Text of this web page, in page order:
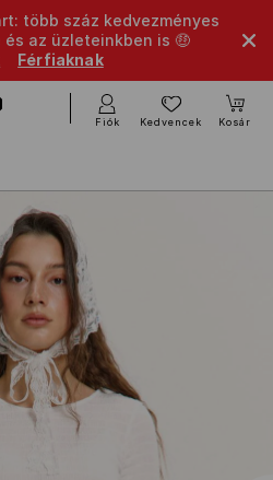
több száz kedvezményes
az üzleteinkben is 🤑
Férfiaknak
Fiók Kedvencek Kosár